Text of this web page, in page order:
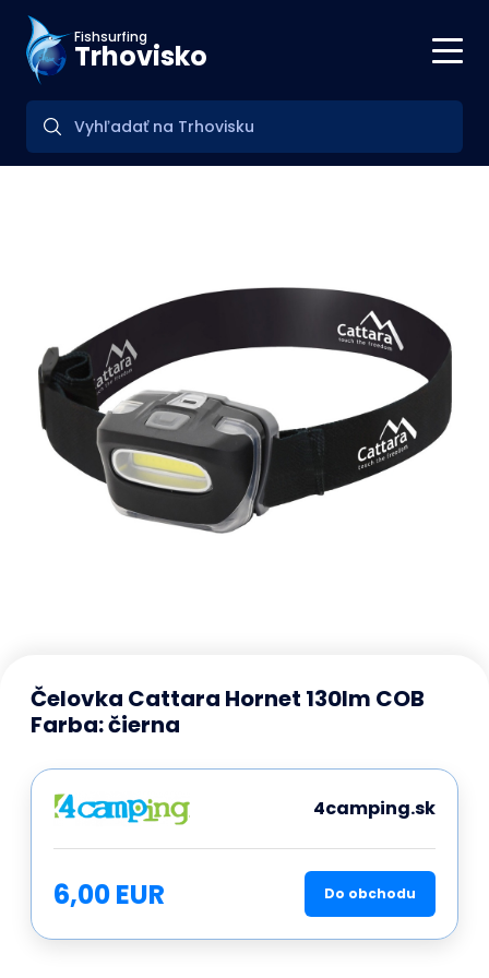
Fishsurfing
Trhovisko
Čelovka Cattara Hornet 130lm COB
Farba: čierna
4camping.sk
6,00 EUR Do obchodu